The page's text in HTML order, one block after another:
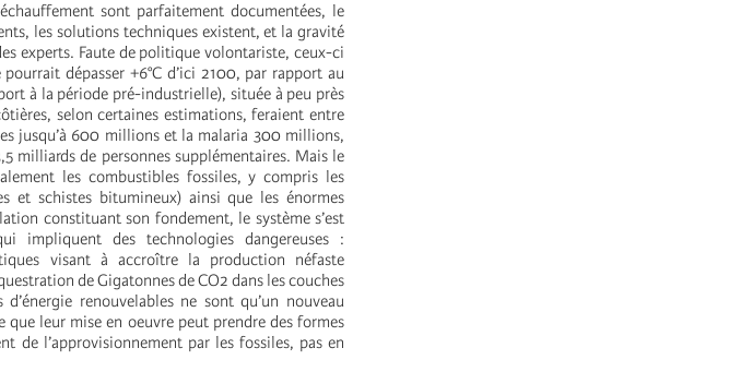
sont parfaitement documentées, le
les solutions techniques existent, et la gravité
experts. Faute de politique volontariste, ceux-ci
dépasser +6°C d’ici 2100, par rapport au
à la période pré-industrielle), située à peu près
selon certaines estimations, feraient entre
jusqu’à 600 millions et la malaria 300 millions,
milliards de personnes supplémentaires. Mais le
les combustibles fossiles, y compris les
et schistes bitumineux) ainsi que les énormes
constituant son fondement, le système s’est
impliquent des technologies dangereuses :
visant à accroître la production néfaste
de Gigatonnes de CO2 dans les couches
renouvelables ne sont qu’un nouveau
leur mise en oeuvre peut prendre des formes
de l’approvisionnement par les fossiles, pas en